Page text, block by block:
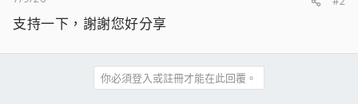
支持一下，謝謝您好分享
你必須登入或註冊才能在此回覆。